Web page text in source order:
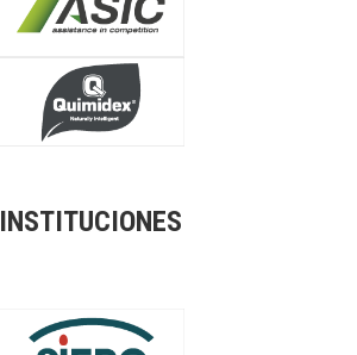
INSTITUCIONES